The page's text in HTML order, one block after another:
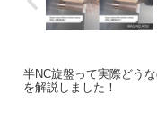
半NC旋盤って実際どう
を解説しました！